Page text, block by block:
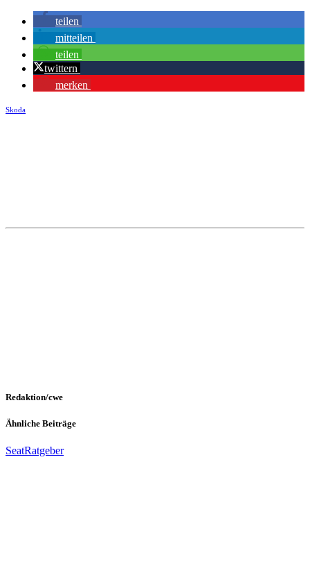
teilen
mitteilen
teilen
twittern
merken
Skoda
Redaktion/cwe
Ähnliche Beiträge
SeatRatgeber